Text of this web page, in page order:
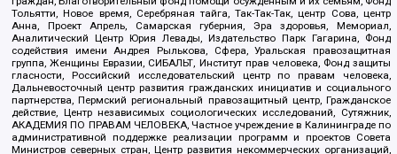
Тольятти, Новое время, Серебряная тайга, Так-Так-Так, центр Сова, центр
Анна, Проект Апрель, Самарская губерния, Эра здоровья, Мемориал,
Аналитический Центр Юрия Левады, Издательство Парк Гагарина, Фонд
содействия имени Андрея Рылькова, Сфера, Уральская правозащитная
группа, Женщины Евразии, СИБАЛЬТ, Институт прав человека, Фонд защиты
гласности, Российский исследовательский центр по правам человека,
Дальневосточный центр развития гражданских инициатив и социального
партнерства, Пермский региональный правозащитный центр, Гражданское
действие, Центр независимых социологических исследований, Сутяжник,
АКАДЕМИЯ ПО ПРАВАМ ЧЕЛОВЕКА, Частное учреждение в Калининграде по
административной поддержке реализации программ и проектов Совета
Министров северных стран, Центр развития некоммерческих организаций,